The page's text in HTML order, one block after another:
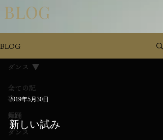
BLOG
BLOG
全ての記
事
舞踊
ダンス
ダンス
2019年5月30日
新しい試み